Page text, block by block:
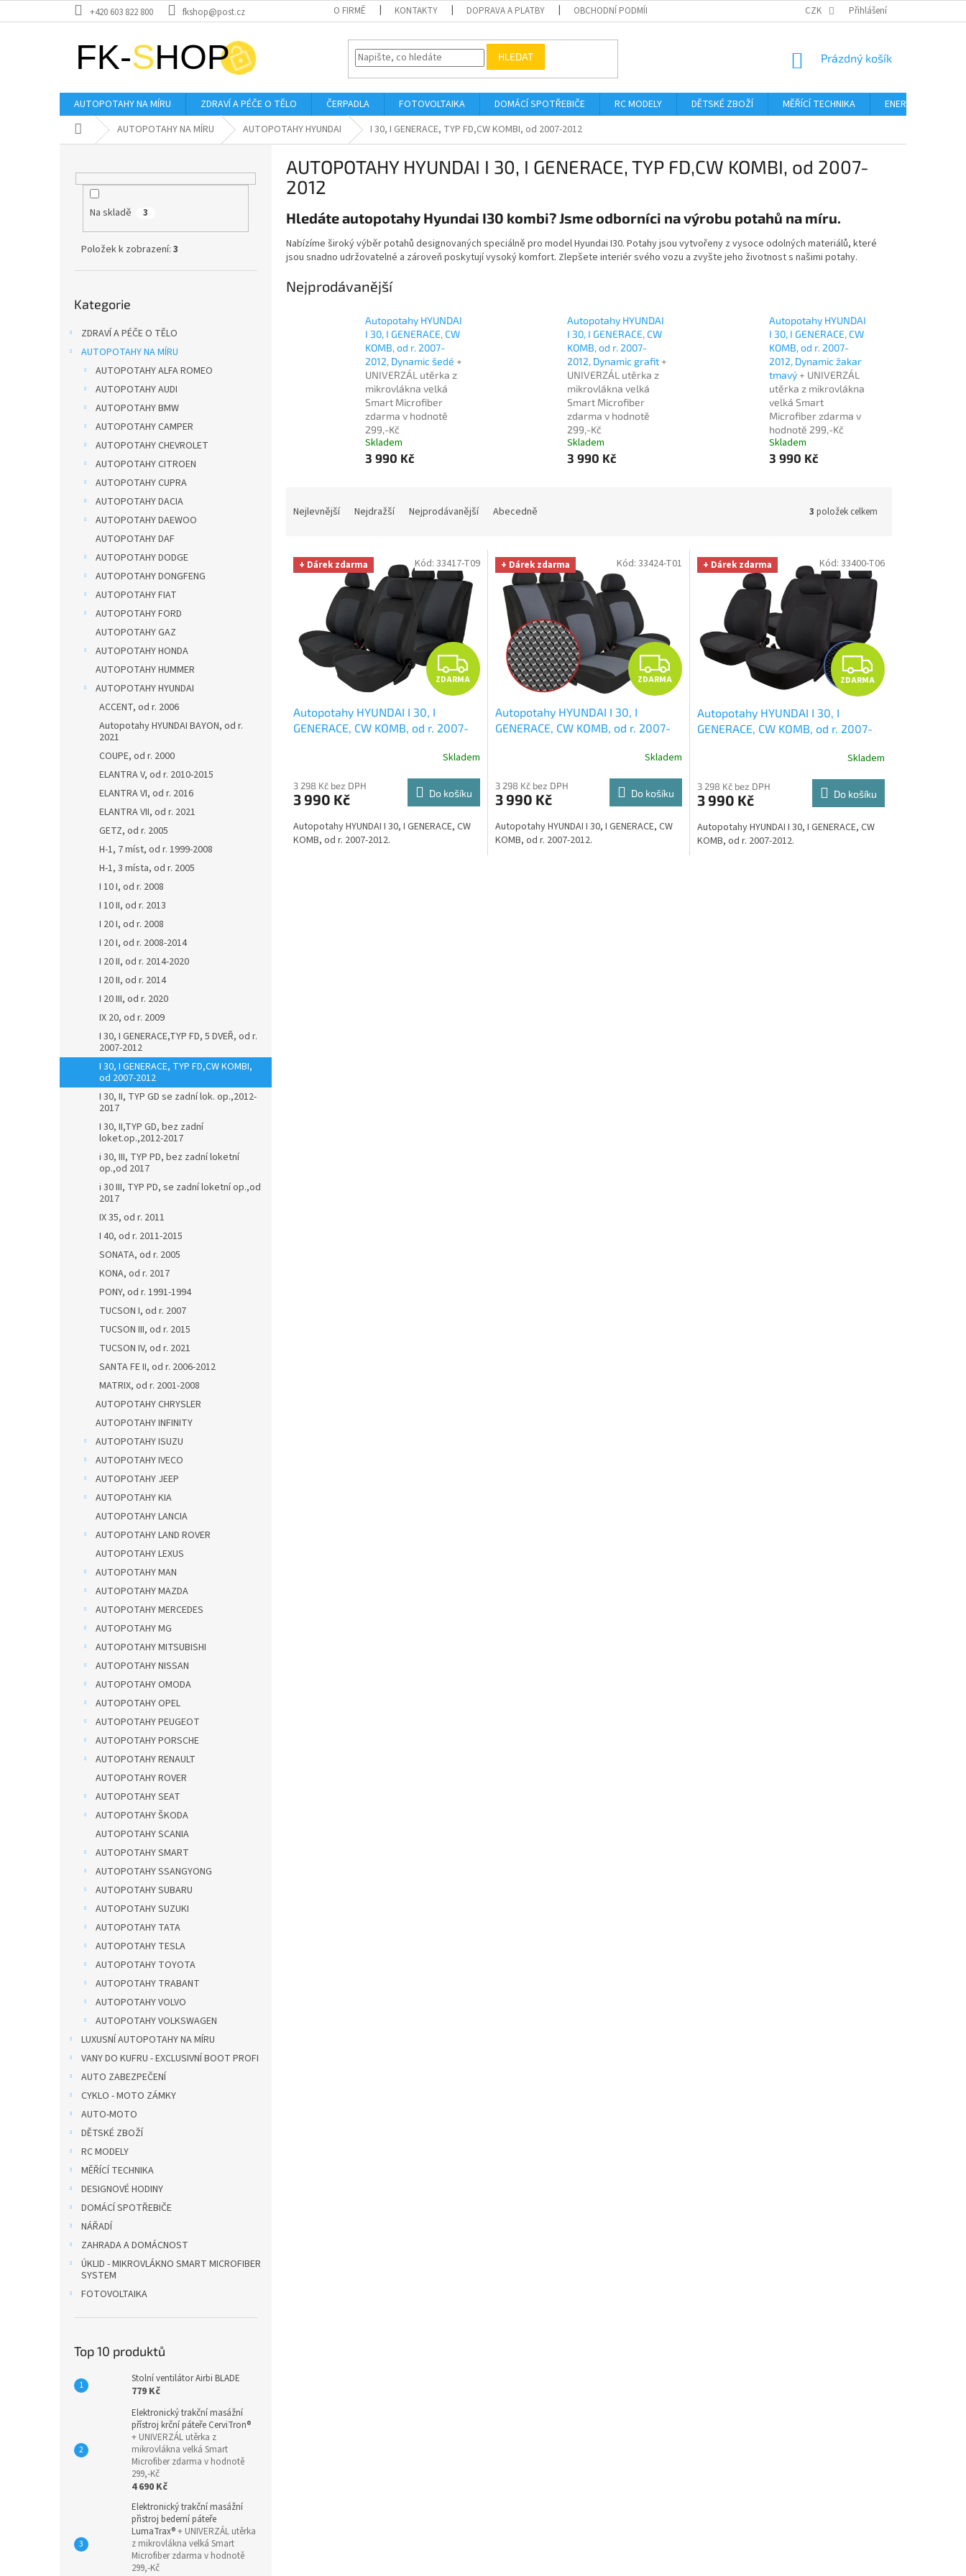
na
+420 603 822 800 fkshop@post.cz O FIRMĚ KONTAKTY DOPRAVA A PLATBY OBCHODNÍ PODMÍNKY PODMÍNKY OCHRANY OSOBNÍCH ÚDAJŮ FORMULÁŘ
CZK Přihlášení
HLEDAT
NÁKUPNÍ
Prázdný košík
AUTOPOTAHY NA MÍRU ZDRAVÍ A PÉČE O TĚLO ČERPADLA FOTOVOLTAIKA DOMÁCÍ SPOTŘEBIČE RC MODELY DĚTSKÉ ZBOŽÍ MĚŘÍCÍ TECHNIKA ENERGIE
Domů AUTOPOTAHY NA MÍRU AUTOPOTAHY HYUNDAI I 30, I GENERACE, TYP FD,CW KOMBI, od 2007-2012
Na skladě 3
Položek k zobrazení: 3
kategorie
Kategorie
ZDRAVÍ A PÉČE O TĚLO
AUTOPOTAHY NA MÍRU
AUTOPOTAHY ALFA ROMEO
AUTOPOTAHY AUDI
AUTOPOTAHY BMW
AUTOPOTAHY CAMPER
AUTOPOTAHY CHEVROLET
AUTOPOTAHY CITROEN
AUTOPOTAHY CUPRA
AUTOPOTAHY DACIA
AUTOPOTAHY DAEWOO
AUTOPOTAHY DAF
AUTOPOTAHY DODGE
AUTOPOTAHY DONGFENG
AUTOPOTAHY FIAT
AUTOPOTAHY FORD
AUTOPOTAHY GAZ
AUTOPOTAHY HONDA
AUTOPOTAHY HUMMER
AUTOPOTAHY HYUNDAI
ACCENT, od r. 2006
Autopotahy HYUNDAI BAYON, od r.
2021
COUPE, od r. 2000
ELANTRA V, od r. 2010-2015
ELANTRA VI, od r. 2016
ELANTRA VII, od r. 2021
GETZ, od r. 2005
H-1, 7 míst, od r. 1999-2008
H-1, 3 místa, od r. 2005
I 10 I, od r. 2008
I 10 II, od r. 2013
I 20 I, od r. 2008
I 20 I, od r. 2008-2014
I 20 II, od r. 2014-2020
I 20 II, od r. 2014
I 20 III, od r. 2020
IX 20, od r. 2009
I 30, I GENERACE,TYP FD, 5 DVEŘ, od r.
2007-2012
I 30, I GENERACE, TYP FD,CW KOMBI,
od 2007-2012
I 30, II, TYP GD se zadní lok. op.,2012-
2017
I 30, II,TYP GD, bez zadní
loket.op.,2012-2017
i 30, III, TYP PD, bez zadní loketní
op.,od 2017
i 30 III, TYP PD, se zadní loketní op.,od
2017
IX 35, od r. 2011
I 40, od r. 2011-2015
SONATA, od r. 2005
KONA, od r. 2017
PONY, od r. 1991-1994
TUCSON I, od r. 2007
TUCSON III, od r. 2015
TUCSON IV, od r. 2021
SANTA FE II, od r. 2006-2012
MATRIX, od r. 2001-2008
AUTOPOTAHY CHRYSLER
AUTOPOTAHY INFINITY
AUTOPOTAHY ISUZU
AUTOPOTAHY IVECO
AUTOPOTAHY JEEP
AUTOPOTAHY KIA
AUTOPOTAHY LANCIA
AUTOPOTAHY LAND ROVER
AUTOPOTAHY LEXUS
AUTOPOTAHY MAN
AUTOPOTAHY MAZDA
AUTOPOTAHY MERCEDES
AUTOPOTAHY MG
AUTOPOTAHY MITSUBISHI
AUTOPOTAHY NISSAN
AUTOPOTAHY OMODA
AUTOPOTAHY OPEL
AUTOPOTAHY PEUGEOT
AUTOPOTAHY PORSCHE
AUTOPOTAHY RENAULT
AUTOPOTAHY ROVER
AUTOPOTAHY SEAT
AUTOPOTAHY ŠKODA
AUTOPOTAHY SCANIA
AUTOPOTAHY SMART
AUTOPOTAHY SSANGYONG
AUTOPOTAHY SUBARU
AUTOPOTAHY SUZUKI
AUTOPOTAHY TATA
AUTOPOTAHY TESLA
AUTOPOTAHY TOYOTA
AUTOPOTAHY TRABANT
AUTOPOTAHY VOLVO
AUTOPOTAHY VOLKSWAGEN
LUXUSNÍ AUTOPOTAHY NA MÍRU
VANY DO KUFRU - EXCLUSIVNÍ BOOT PROFI
AUTO ZABEZPEČENÍ
CYKLO - MOTO ZÁMKY
AUTO-MOTO
DĚTSKÉ ZBOŽÍ
RC MODELY
MĚŘÍCÍ TECHNIKA
DESIGNOVÉ HODINY
DOMÁCÍ SPOTŘEBIČE
NÁŘADÍ
ZAHRADA A DOMÁCNOST
ÚKLID - MIKROVLÁKNO SMART MICROFIBER
SYSTEM
FOTOVOLTAIKA
Top 10 produktů
Stolní ventilátor Airbi BLADE
779 Kč
Elektronický trakční masážní
přístroj krční páteře CerviTron®
+ UNIVERZÁL utěrka z
mikrovlákna velká Smart
Microfiber zdarma v hodnotě
299,-Kč
4 690 Kč
Elektronický trakční masážní
přistroj bederní páteře
LumaTrax®+ UNIVERZÁL utěrka
z mikrovlákna velká Smart
Microfiber zdarma v hodnotě
299,-Kč
AUTOPOTAHY HYUNDAI I 30, I GENERACE, TYP FD,CW KOMBI, od 2007-
2012
Hledáte autopotahy Hyundai I30 kombi? Jsme odborníci na výrobu potahů na míru.
Nabízíme široký výběr potahů designovaných speciálně pro model Hyundai I30. Potahy jsou vytvořeny z vysoce odolných materiálů, které
jsou snadno udržovatelné a zároveň poskytují vysoký komfort. Zlepšete interiér svého vozu a zvyšte jeho životnost s našimi potahy.
Nejprodávanější
Autopotahy HYUNDAI
I 30, I GENERACE, CW
KOMB, od r. 2007-
2012, Dynamic šedé +
UNIVERZÁL utěrka z
mikrovlákna velká
Smart Microfiber
zdarma v hodnotě
299,-Kč
Skladem
3 990 Kč
Autopotahy HYUNDAI
I 30, I GENERACE, CW
KOMB, od r. 2007-
2012, Dynamic grafit +
UNIVERZÁL utěrka z
mikrovlákna velká
Smart Microfiber
zdarma v hodnotě
299,-Kč
Skladem
3 990 Kč
Autopotahy HYUNDAI
I 30, I GENERACE, CW
KOMB, od r. 2007-
2012, Dynamic žakar
tmavý + UNIVERZÁL
utěrka z mikrovlákna
velká Smart
Microfiber zdarma v
hodnotě 299,-Kč
Skladem
3 990 Kč
n
Nejlevnější Nejdražší Nejprodávanější Abecedně 3 položek celkem
V + Dárek zdarma
Z
D
A
R
M
A
ZDARMA
Autopotahy HYUNDAI I 30, I
GENERACE, CW KOMB, od r. 2007-
utěrka z mikrovlákna velká Smart
Microfiber zdarma v hodnotě 299,-
Kč
Skladem
3 298 Kč bez DPH
3 990 Kč Do košíku
Autopotahy HYUNDAI I 30, I GENERACE, CW
KOMB, od r. 2007-2012.
Kód: 33417-T09 + Dárek zdarma
Z
D
A
R
M
A
ZDARMA
Autopotahy HYUNDAI I 30, I
GENERACE, CW KOMB, od r. 2007-
utěrka z mikrovlákna velká Smart
Microfiber zdarma v hodnotě 299,-
Kč
Skladem
3 298 Kč bez DPH
3 990 Kč Do košíku
Autopotahy HYUNDAI I 30, I GENERACE, CW
KOMB, od r. 2007-2012.
Kód: 33424-T01 + Dárek zdarma
Z
D
R
M
A
ZDARMA
Autopotahy HYUNDAI I 30, I
GENERACE, CW KOMB, od r. 2007-
UNIVERZÁL utěrka z mikrovlákna
velká Smart Microfiber zdarma v
hodnotě 299,-Kč
Skladem
3 298 Kč bez DPH
3 990 Kč Do košíku
Autopotahy HYUNDAI I 30, I GENERACE, CW
KOMB, od r. 2007-2012.
Kód: 33400-T06